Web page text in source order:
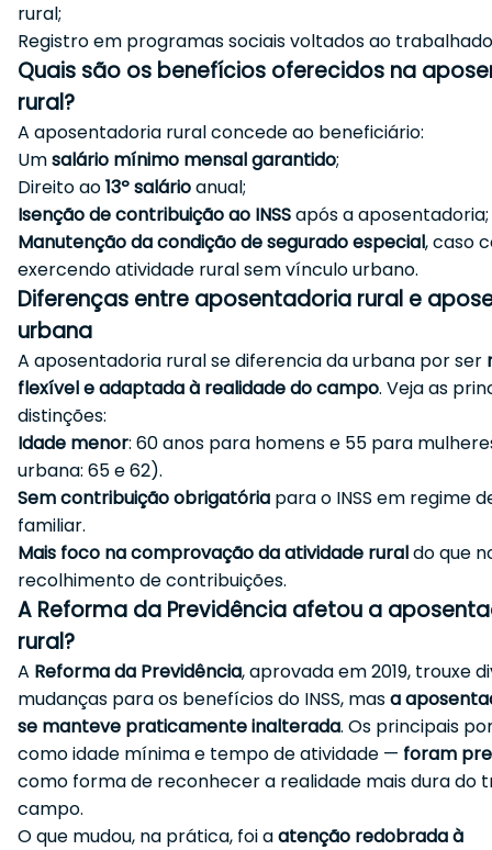
rural;
Registro em programas sociais voltados ao
Quais são os benefícios oferecidos na
rural?
A aposentadoria rural concede ao beneficiário:
Umsalário mínimo mensal garantido;
Direito ao13º salárioanual;
Isenção de contribuição ao INSSapós a aposentadoria;
Manutenção da condição de segurado especial, caso
exercendo atividade rural sem vínculo urbano.
Diferenças entre aposentadoria rural e
urbana
A aposentadoria rural se diferencia da urbana por ser
flexível e adaptada à realidade do campo. Veja as
distinções:
Idade menor: 60 anos para homens e 55 para
urbana: 65 e 62).
Sem contribuição obrigatória para o INSS em regime
familiar.
Mais foco na comprovação da atividade ruraldo que
recolhimento de contribuições.
A Reforma da Previdência afetou a
rural?
A Reforma da Previdência, aprovada em 2019, trouxe
mudanças para os benefícios do INSS, masa
se manteve praticamente inalterada. Os principais
como idade mínima e tempo de atividade — foram
como forma de reconhecer a realidade mais dura do
campo.
O que mudou, na prática, foi aatenção redobrada à